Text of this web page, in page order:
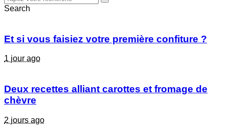
Search
Et si vous faisiez votre première confiture ?
1 jour ago
Deux recettes alliant carottes et fromage de
chèvre
2 jours ago